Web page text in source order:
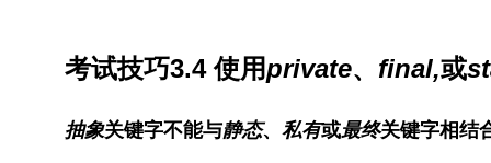
考试技巧3.4 使用private、 final,或
抽象关键字不能与静态、 私有或最终关键字相结